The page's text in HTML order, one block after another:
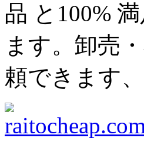
品 と100%
ます。卸売
頼できます